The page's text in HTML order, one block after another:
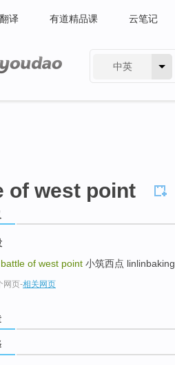
翻译 有道精品课 云笔记
中英
of west point
battle of west point 小筑西点
网页-相关网页